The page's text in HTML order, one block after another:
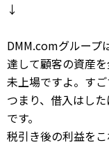
↓
DMM.comグループ
達して顧客の資産
未上場ですよ。すご
つまり、借入はし
です。
税引き後の利益を